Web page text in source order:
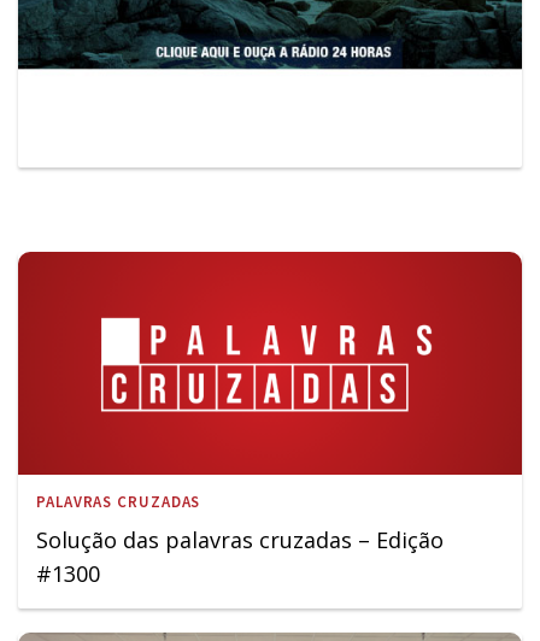
PALAVRAS CRUZADAS
Solução das palavras cruzadas – Edição
#1300